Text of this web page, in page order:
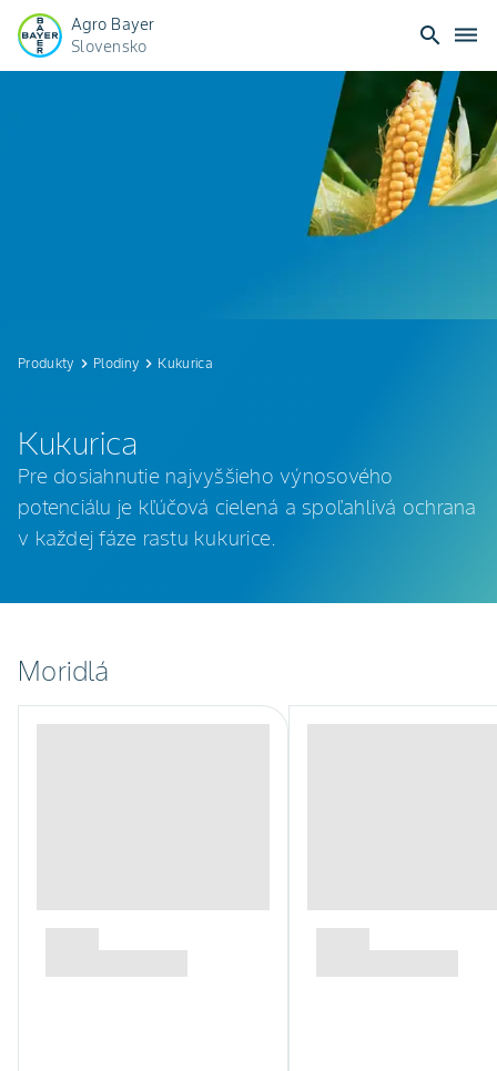
Agro Bayer
Slovensko
search dehaze
Produkty keyboard_arrow_right Plodiny keyboard_arrow_right Kukurica
Kukurica
Pre dosiahnutie najvyššieho výnosového
potenciálu je kľúčová cielená a spoľahlivá ochrana
v každej fáze rastu kukurice.
Moridlá